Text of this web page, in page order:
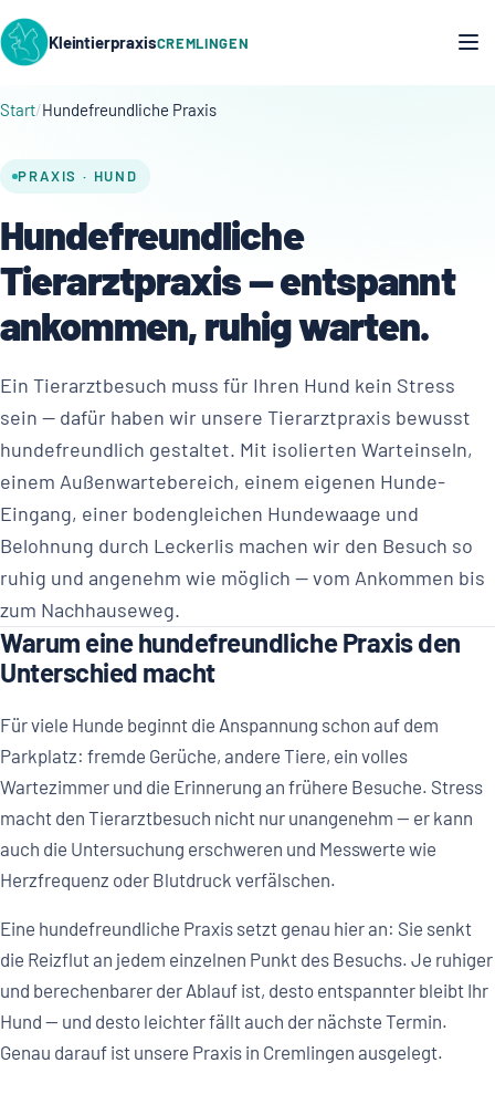
KleintierpraxisCREMLINGEN
Start Hundefreundliche Praxis
PRAXIS · HUND
Hundefreundliche
Tierarztpraxis — entspannt
ankommen, ruhig warten.
Ein Tierarztbesuch muss für Ihren Hund kein Stress
sein — dafür haben wir unsere Tierarztpraxis bewusst
hundefreundlich gestaltet. Mit isolierten Warteinseln,
einem Außenwartebereich, einem eigenen Hunde-
Eingang, einer bodengleichen Hundewaage und
Belohnung durch Leckerlis machen wir den Besuch so
ruhig und angenehm wie möglich — vom Ankommen bis
zum Nachhauseweg.
Warum eine hundefreundliche Praxis den
Unterschied macht
Für viele Hunde beginnt die Anspannung schon auf dem
Parkplatz: fremde Gerüche, andere Tiere, ein volles
Wartezimmer und die Erinnerung an frühere Besuche. Stress
macht den Tierarztbesuch nicht nur unangenehm — er kann
auch die Untersuchung erschweren und Messwerte wie
Herzfrequenz oder Blutdruck verfälschen.
Eine hundefreundliche Praxis setzt genau hier an: Sie senkt
die Reizflut an jedem einzelnen Punkt des Besuchs. Je ruhiger
und berechenbarer der Ablauf ist, desto entspannter bleibt Ihr
Hund — und desto leichter fällt auch der nächste Termin.
Genau darauf ist unsere Praxis in Cremlingen ausgelegt.